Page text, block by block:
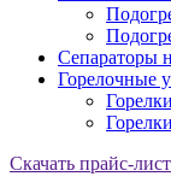
Сепараторы
Горелочные
Скачать прайс-лист